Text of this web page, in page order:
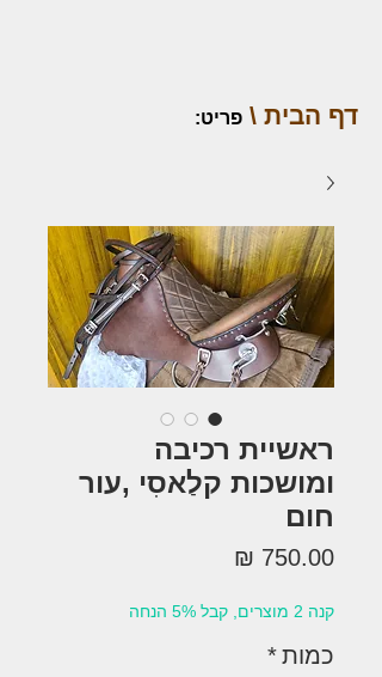
דף הבית \ פריט:
ראשיית רכיבה
ומושכות קלַאסִי ,עור
חום
קנה 2 מוצרים, קבל 5% הנחה
כמות*